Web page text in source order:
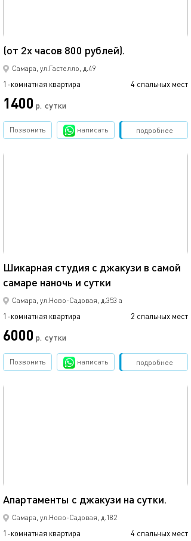
(от 2х часов 800 рублей).
Самара, ул.Гастелло, д.49
1-комнатная квартира 4 спальных мест
1400 р. сутки
подробнее
Позвонить написать Забронировать
Шикарная студия с джакузи в самой
самаре наночь и сутки
Самара, ул.Ново-Садовая, д.353 а
1-комнатная квартира 2 спальных мест
6000 р. сутки
подробнее
Позвонить написать Забронировать
Апартаменты с джакузи на сутки.
Самара, ул.Ново-Cадовая, д.182
1-комнатная квартира 4 спальных мест